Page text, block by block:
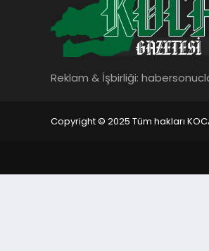
Reklam & İşbirliği:
Copyright © 2025 Tüm hakları